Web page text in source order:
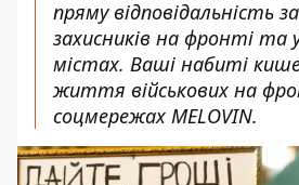
пряму відповідальність
захисників на фронті та
містах. Ваші набиті
життя військових на
соцмережах MELOVIN.